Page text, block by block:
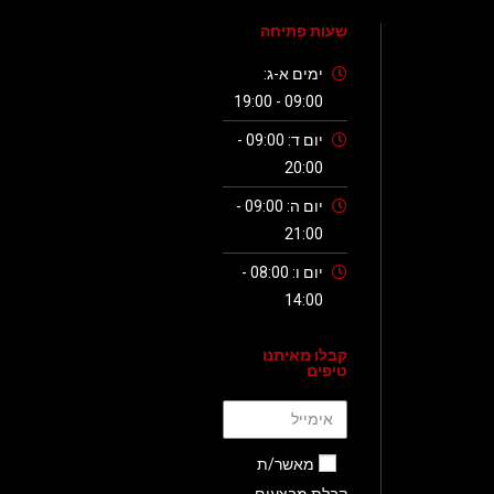
שעות פתיחה
ימים א-ג:
09:00 - 19:00
יום ד: 09:00 -
20:00
יום ה: 09:00 -
21:00
יום ו: 08:00 -
14:00
קבלו מאיתנו
טיפים
מאשר/ת